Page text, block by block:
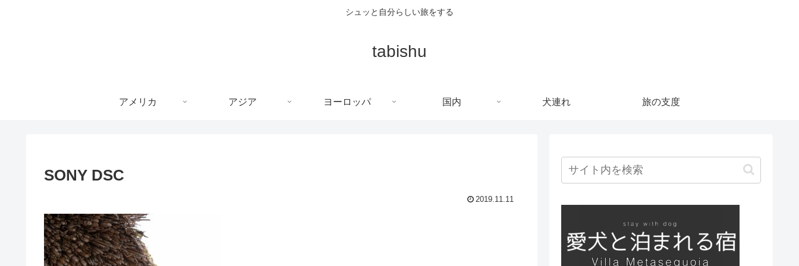
シュッと自分らしい旅をする
tabishu
アメリカ アジア ヨーロッパ 国内 犬連れ 旅の支度
SONY DSC
2019.11.11